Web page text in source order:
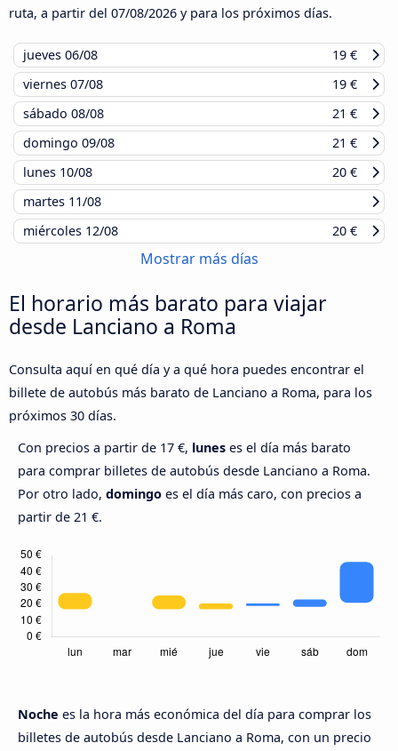
ruta, a partir del 07/08/2026 y para los próximos días.
jueves 06/08
19 €
viernes 07/08
19 €
sábado 08/08
21 €
domingo 09/08
21 €
lunes 10/08
20 €
martes 11/08
miércoles 12/08 20 €
Mostrar más días
El horario más barato para viajar
desde Lanciano a Roma
Consulta aquí en qué día y a qué hora puedes encontrar el
billete de autobús más barato de Lanciano a Roma, para los
próximos 30 días.
Con precios a partir de 17 €, lunes es el día más barato
para comprar billetes de autobús desde Lanciano a Roma.
Por otro lado, domingo es el día más caro, con precios a
partir de 21 €.
Noche es la hora más económica del día para comprar los
billetes de autobús desde Lanciano a Roma, con un precio